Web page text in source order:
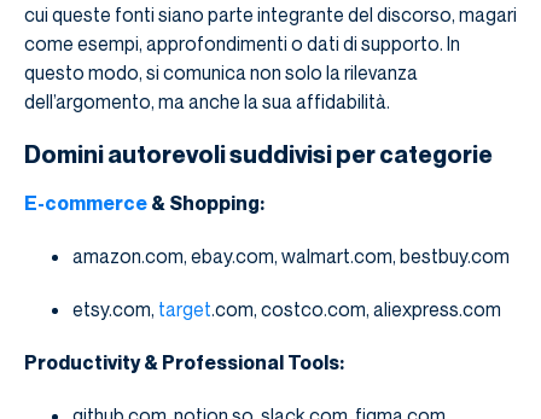
cui queste fonti siano parte integrante del discorso, magari
come esempi, approfondimenti o dati di supporto. In
questo modo, si comunica non solo la rilevanza
dell’argomento, ma anche la sua affidabilità.
Domini autorevoli suddivisi per categorie
E-commerce & Shopping:
amazon.com, ebay.com, walmart.com, bestbuy.com
etsy.com, target.com, costco.com, aliexpress.com
Productivity & Professional Tools: